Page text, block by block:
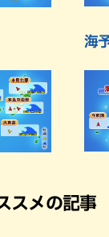
海
スメの記事